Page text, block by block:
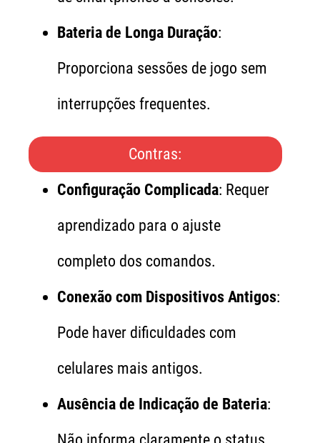
Bateria de Longa Duração:
Proporciona sessões de jogo sem
interrupções frequentes.
Contras:
Configuração Complicada: Requer
aprendizado para o ajuste
completo dos comandos.
Conexão com Dispositivos Antigos:
Pode haver dificuldades com
celulares mais antigos.
Ausência de Indicação de Bateria: